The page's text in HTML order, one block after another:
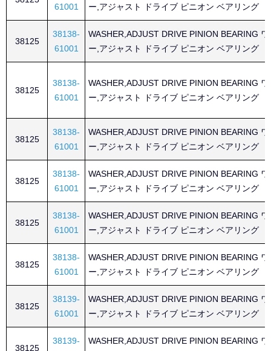
61001
ー,アジャスト ドライブ ピニオン ベアリング
38125
38138-
61001
WASHER,ADJUST DRIVE PINION BEARING
ー,アジャスト ドライブ ピニオン ベアリング
38125
38138-
61001
WASHER,ADJUST DRIVE PINION BEARING
ー,アジャスト ドライブ ピニオン ベアリング
38125
38138-
61001
WASHER,ADJUST DRIVE PINION BEARING
ー,アジャスト ドライブ ピニオン ベアリング
38125
38138-
61001
WASHER,ADJUST DRIVE PINION BEARING
ー,アジャスト ドライブ ピニオン ベアリング
38125
38138-
61001
WASHER,ADJUST DRIVE PINION BEARING
ー,アジャスト ドライブ ピニオン ベアリング
38125
38138-
61001
WASHER,ADJUST DRIVE PINION BEARING
ー,アジャスト ドライブ ピニオン ベアリング
38125
38139-
61001
WASHER,ADJUST DRIVE PINION BEARING
ー,アジャスト ドライブ ピニオン ベアリング
38125
38139-
WASHER,ADJUST DRIVE PINION BEARING